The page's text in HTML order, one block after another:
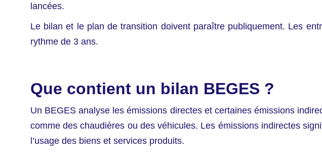
lancées.
Le bilan et le plan de transition doivent paraître publiquement. Les
rythme de 3 ans.
Que contient un bilan BEGES ?
Un BEGES analyse les émissions directes et certaines émissions
comme des chaudières ou des véhicules. Les émissions indirectes
l’usage des biens et services produits.